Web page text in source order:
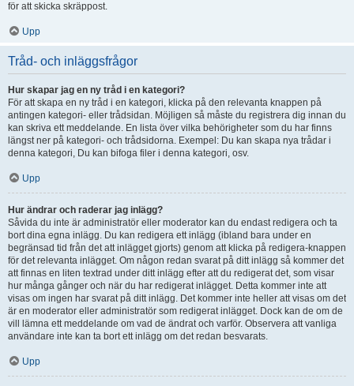
för att skicka skräppost.
Upp
Tråd- och inläggsfrågor
Hur skapar jag en ny tråd i en kategori?
För att skapa en ny tråd i en kategori, klicka på den relevanta knappen på
antingen kategori- eller trådsidan. Möjligen så måste du registrera dig innan du
kan skriva ett meddelande. En lista över vilka behörigheter som du har finns
längst ner på kategori- och trådsidorna. Exempel: Du kan skapa nya trådar i
denna kategori, Du kan bifoga filer i denna kategori, osv.
Upp
Hur ändrar och raderar jag inlägg?
Såvida du inte är administratör eller moderator kan du endast redigera och ta
bort dina egna inlägg. Du kan redigera ett inlägg (ibland bara under en
begränsad tid från det att inlägget gjorts) genom att klicka på redigera-knappen
för det relevanta inlägget. Om någon redan svarat på ditt inlägg så kommer det
att finnas en liten textrad under ditt inlägg efter att du redigerat det, som visar
hur många gånger och när du har redigerat inlägget. Detta kommer inte att
visas om ingen har svarat på ditt inlägg. Det kommer inte heller att visas om det
är en moderator eller administratör som redigerat inlägget. Dock kan de om de
vill lämna ett meddelande om vad de ändrat och varför. Observera att vanliga
användare inte kan ta bort ett inlägg om det redan besvarats.
Upp